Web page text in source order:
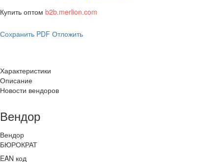
Купить оптом b2b.merlion.com
Сохранить PDF Отложить
Характеристики
Описание
Новости вендоров
Вендор
Вендор
БЮРОКРАТ
EAN код